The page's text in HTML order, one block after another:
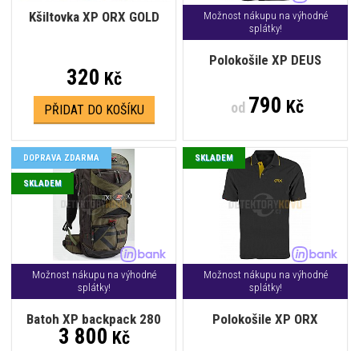
Kšiltovka XP ORX GOLD
320 Kč
PŘIDAT DO KOŠÍKU
Možnost nákupu na výhodné
splátky!
Polokošile XP DEUS
od790 Kč
Možnost nákupu na výhodné
splátky!
Batoh XP backpack 280
DOPRAVA ZDARMA
SKLADEM
3 800 Kč
Možnost nákupu na výhodné
splátky!
Polokošile XP ORX
SKLADEM